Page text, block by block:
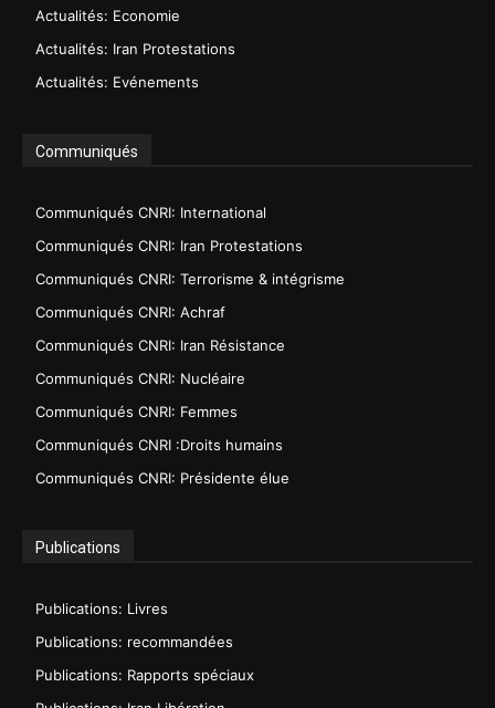
Actualités: Economie
Actualités: Iran Protestations
Actualités: Evénements
Communiqués
Communiqués CNRI: International
Communiqués CNRI: Iran Protestations
Communiqués CNRI: Terrorisme & intégrisme
Communiqués CNRI: Achraf
Communiqués CNRI: Iran Résistance
Communiqués CNRI: Nucléaire
Communiqués CNRI: Femmes
Communiqués CNRI :Droits humains
Communiqués CNRI: Présidente élue
Publications
Publications: Livres
Publications: recommandées
Publications: Rapports spéciaux